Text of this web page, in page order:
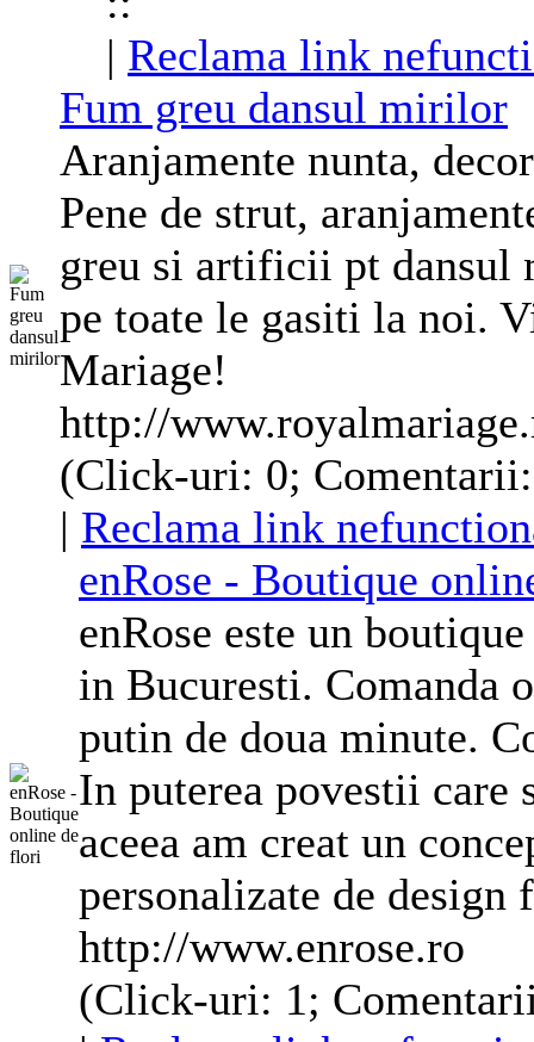
| Reclama link
Fum greu dansul mirilor
Aranjamente nunta,
Pene de strut,
greu si artificii pt dansul
pe toate le gasiti la noi.
Mariage!
http://
(Click-uri: 0;
| Reclama link
enRose - Boutique
enRose este un
in Bucuresti. Comanda
putin de doua minute.
In puterea povestii care
aceea am creat un
personalizate de design
http://www.enrose.ro
(Click-uri: 1;